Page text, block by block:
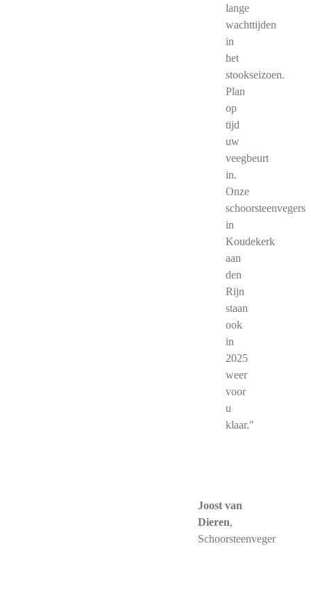
lange
wachttijden
in
het
stookseizoen.
Plan
op
tijd
uw
veegbeurt
in.
Onze
schoorsteenvegers
in
Koudekerk
aan
den
Rijn
staan
ook
in
2025
weer
voor
u
klaar."
Joost van
Dieren,
Schoorsteenveger